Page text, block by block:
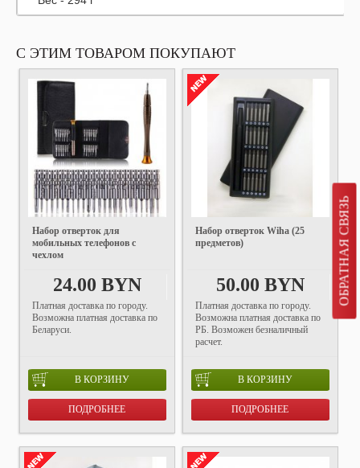
ОБРАТНАЯ СВЯЗЬ
С ЭТИМ ТОВАРОМ ПОКУПАЮТ
Набор отверток для
мобильных телефонов с
чехлом
24.00 BYN
Платная доставка по городу.
Возможна платная доставка по
Беларуси.
В КОРЗИНУ
ПОДРОБНЕЕ
Набор отверток Wiha (25
предметов)
50.00 BYN
Платная доставка по городу.
Возможна платная доставка по
РБ. Возможен безналичный
расчет.
В КОРЗИНУ
ПОДРОБНЕЕ